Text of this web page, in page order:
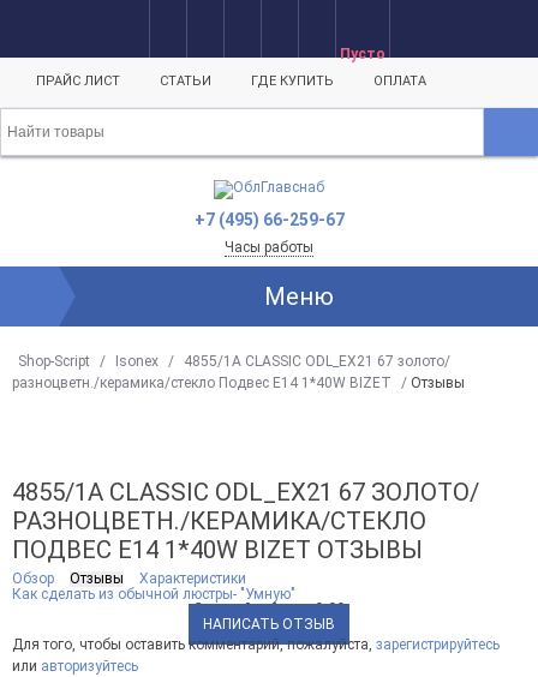
Пусто
ПРАЙС ЛИСТ СТАТЬИ ГДЕ КУПИТЬ ОПЛАТА
+7 (495) 66-259-67
Часы работы
Меню
Shop-Script / Isonex /
4855/1A CLASSIC ODL_EX21 67 золото/
разноцветн./керамика/стекло Подвес E14 1*40W BIZET
/ Отзывы
4855/1A CLASSIC ODL_EX21 67 ЗОЛОТО/
РАЗНОЦВЕТН./КЕРАМИКА/СТЕКЛО
ПОДВЕС E14 1*40W BIZET ОТЗЫВЫ
Обзор Отзывы
Характеристики
Как сделать из обычной люстры- "Умную"
Средний рейтинг:0.00
НАПИСАТЬ ОТЗЫВ
Для того, чтобы оставить комментарий, пожалуйста, зарегистрируйтесь
или авторизуйтесь